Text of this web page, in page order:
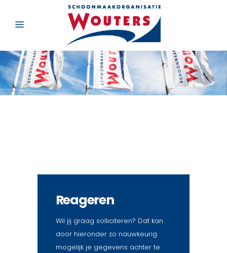
Reageren
Wil jij graag solliciteren? Dat kan
door hieronder zo nauwkeurig
mogelijk je gegevens achter te